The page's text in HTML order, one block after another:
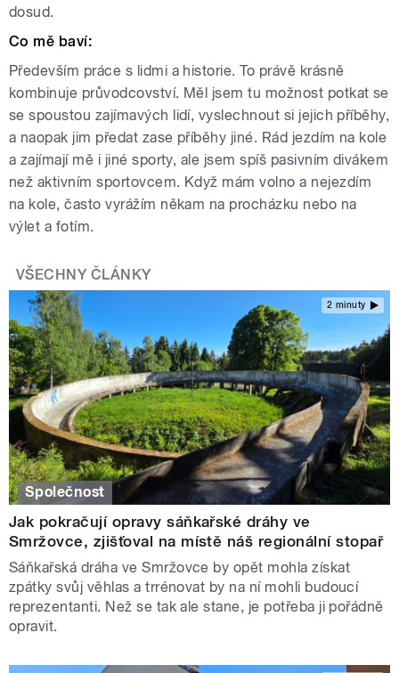
dosud.
Co mě baví:
Především práce s lidmi a historie. To právě krásně
kombinuje průvodcovství. Měl jsem tu možnost potkat se
se spoustou zajímavých lidí, vyslechnout si jejich příběhy,
a naopak jim předat zase příběhy jiné. Rád jezdím na kole
a zajímají mě i jiné sporty, ale jsem spíš pasivním divákem
než aktivním sportovcem. Když mám volno a nejezdím
na kole, často vyrážím někam na procházku nebo na
výlet a fotím.
VŠECHNY ČLÁNKY
2 minuty
Společnost
Jak pokračují opravy sáňkařské dráhy ve
Smržovce, zjišťoval na místě náš regionální stopař
Sáňkařská dráha ve Smržovce by opět mohla získat
zpátky svůj věhlas a trrénovat by na ní mohli budoucí
reprezentanti. Než se tak ale stane, je potřeba ji pořádně
opravit.